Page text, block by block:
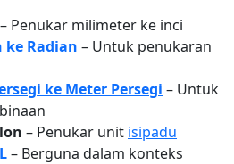
– Penukar milimeter ke inci
Radian – Untuk penukaran
ke Meter Persegi – Untuk
– Penukar unit isipadu
– Berguna dalam konteks